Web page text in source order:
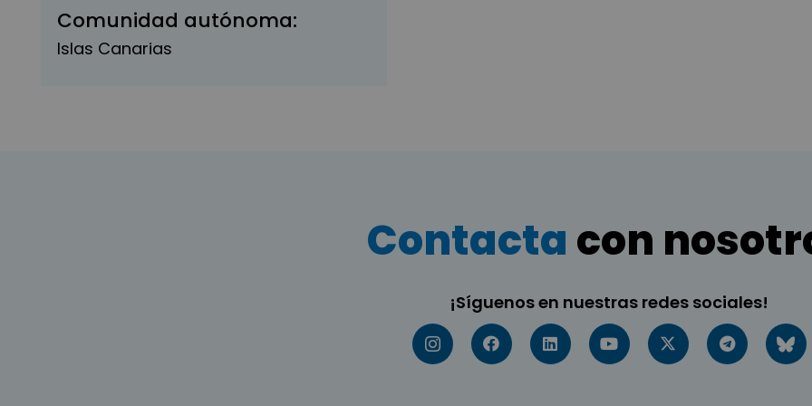
Comunidad autónoma:
Islas Canarias
Contacta con
¡Síguenos en nuestras redes sociales!